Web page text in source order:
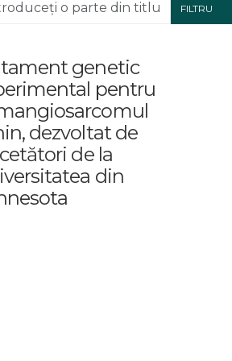
FILTRU
genetic
pentru
dezvoltat de
de la
din